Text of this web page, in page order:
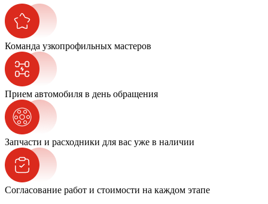
Команда узкопрофильных мастеров
Прием автомобиля в день обращения
Запчасти и расходники для вас уже в наличии
Согласование работ и стоимости на каждом этапе